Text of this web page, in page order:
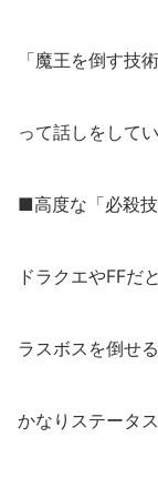
「魔王を倒す技
って話しをして
■高度な「必殺
ドラクエやFFだと
ラスボスを倒せ
かなりステータ